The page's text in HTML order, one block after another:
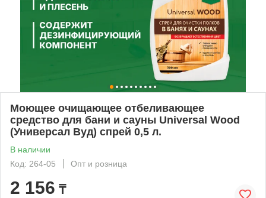
Моющее очищающее отбеливающее
средство для бани и сауны Universal Wood
(Универсал Вуд) спрей 0,5 л.
В наличии
Код: 264-05
Опт и розница
2 156 ₸